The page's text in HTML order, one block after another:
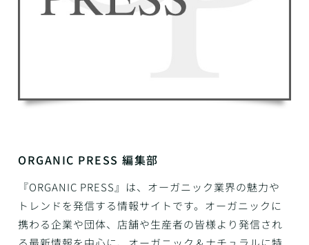
ORGANIC PRESS 編集部
『ORGANIC PRESS』は、オーガニック業界の魅力や
トレンドを発信する情報サイトです。オーガニックに
携わる企業や団体、店舗や生産者の皆様より発信され